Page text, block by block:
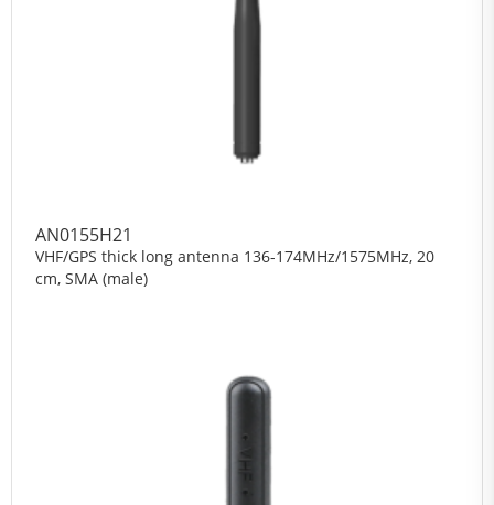
AN0155H21
VHF/GPS thick long antenna 136-174MHz/1575MHz, 20
cm, SMA (male)